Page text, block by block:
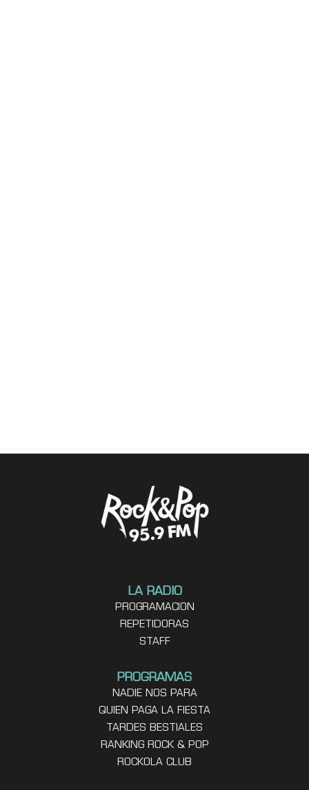
LA RADIO
PROGRAMACION
REPETIDORAS
STAFF
PROGRAMAS
NADIE NOS PARA
QUIEN PAGA LA FIESTA
TARDES BESTIALES
RANKING ROCK & POP
ROCKOLA CLUB